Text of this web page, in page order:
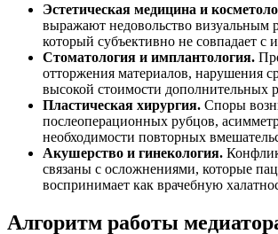
Эстетическая медицина и
выражают недовольство визуальным
который субъективно не совпадает с
Стоматология и имплантология.
отторжения материалов, нарушения
высокой стоимости дополнительных
Пластическая хирургия. Споры
послеоперационных рубцов,
необходимости повторных
Акушерство и гинекология.
связаны с осложнениями, которые
воспринимает как врачебную
Алгоритм работы